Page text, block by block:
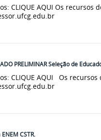
CLIQUE AQUI Os recursos
PRELIMINAR Seleção de
CLIQUE AQUI Os
CSTR.